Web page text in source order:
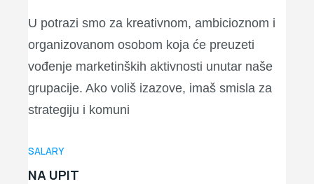
U potrazi smo za kreativnom, ambicioznom i
organizovanom osobom koja će preuzeti
vođenje marketinških aktivnosti unutar naše
grupacije. Ako voliš izazove, imaš smisla za
strategiju i komuni
SALARY
NA UPIT